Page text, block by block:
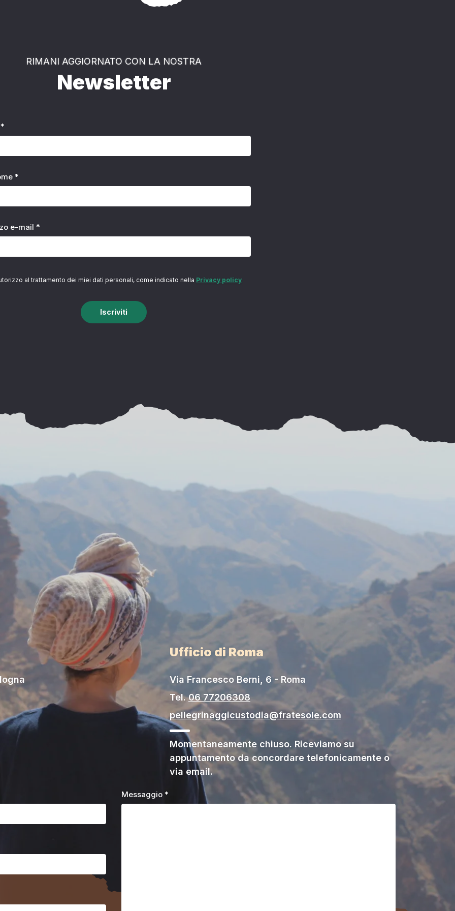
RIMANI AGGIORNATO CON LA NOSTRA
Newsletter
*
e-mail *
al trattamento dei miei dati personali, come indicato nella Privacy policy
Iscriviti
Ufficio di Roma
Via Francesco Berni, 6 - Roma
Tel.06 77206308
pellegrinaggicustodia@fratesole.com
Momentaneamente chiuso. Riceviamo su
appuntamento da concordare telefonicamente o
via email.
Messaggio *